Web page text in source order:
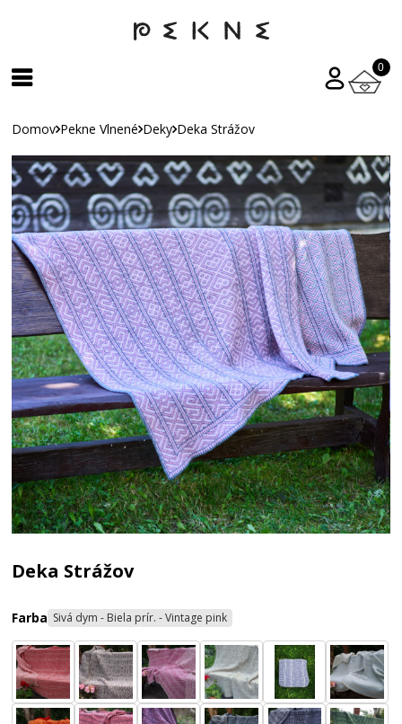
0
Domov Pekne Vlnené Deky Deka Strážov
Deka Strážov
Farba Sivá dym - Biela prír. - Vintage pink